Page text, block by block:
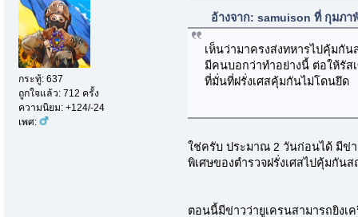
กระทู้: 637
ถูกใจแล้ว: 712 ครั้ง
ความนิยม: +124/-24
เพศ:
อ้างจาก: samuison ที่ กุมภา
เห็นว่ามาครงส่งทหารไปคุ้มกั
มีคนบอกว่าทำอย่างนี้ ต่อให้รัส
ที่มั่นที่ฝรั่งเศสคุ้มกันไม่โดนยึด
ใช่ครับ ประมาณ 2 วันก่อนได้ มีข่า
พิเศษของตำรวจฝรั่งเศสไปคุ้มกัน
ตอนนี้มีข่าวว่ายูเครนสามารถยิงเ